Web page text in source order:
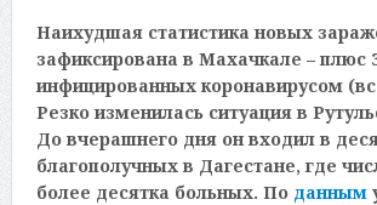
Наихудшая статистика новых
зафиксирована в Махачкале – плюс
инфицированных коронавирусом
Резко изменилась ситуация в
До вчерашнего дня он входил в
благополучных в Дагестане, где
более десятка больных. По данным